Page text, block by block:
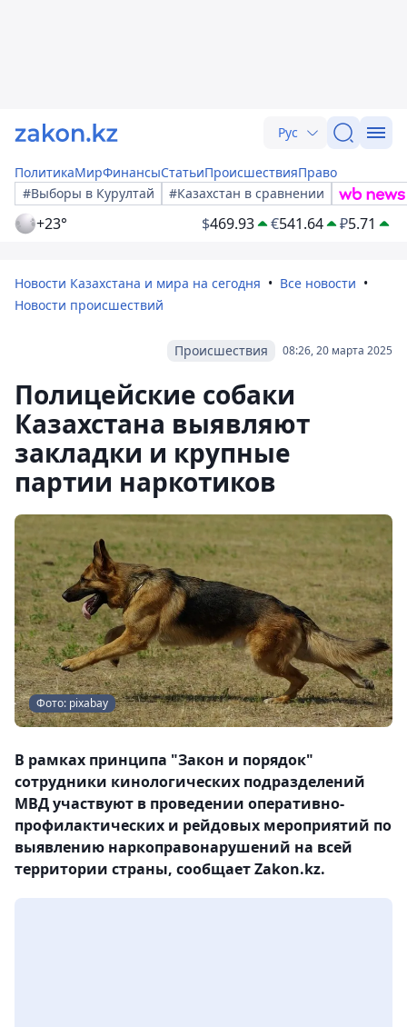
Рус
ПолитикаМирФинансыСтатьиПроисшествияПраво
#Выборы в Курултай
#Казахстан в сравнении
+23° $469.93 €541.64 ₽5.71
Новости Казахстана и мира на сегодня
Все новости
Новости происшествий
08:26, 20 марта 2025
Происшествия
Полицейские собаки
Казахстана выявляют
закладки и крупные
партии наркотиков
Фото: pixabay
В рамках принципа "Закон и порядок"
сотрудники кинологических подразделений
МВД участвуют в проведении оперативно-
профилактических и рейдовых мероприятий по
выявлению наркоправонарушений на всей
территории страны, сообщает Zakon.kz.